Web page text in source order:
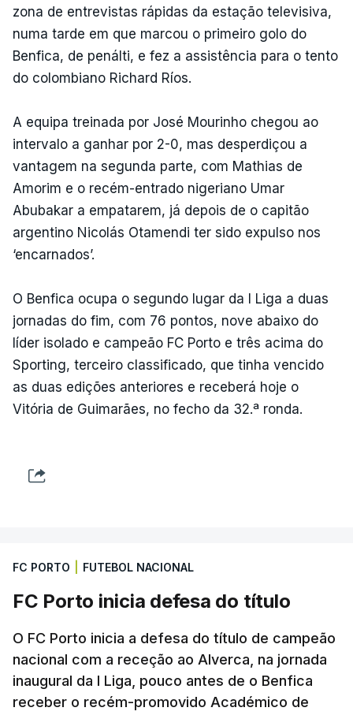
zona de entrevistas rápidas da estação televisiva,
numa tarde em que marcou o primeiro golo do
Benfica, de penálti, e fez a assistência para o tento
do colombiano Richard Ríos.
A equipa treinada por José Mourinho chegou ao
intervalo a ganhar por 2-0, mas desperdiçou a
vantagem na segunda parte, com Mathias de
Amorim e o recém-entrado nigeriano Umar
Abubakar a empatarem, já depois de o capitão
argentino Nicolás Otamendi ter sido expulso nos
‘encarnados’.
O Benfica ocupa o segundo lugar da I Liga a duas
jornadas do fim, com 76 pontos, nove abaixo do
líder isolado e campeão FC Porto e três acima do
Sporting, terceiro classificado, que tinha vencido
as duas edições anteriores e receberá hoje o
Vitória de Guimarães, no fecho da 32.ª ronda.
FC PORTO FUTEBOL NACIONAL
FC Porto inicia defesa do título
O FC Porto inicia a defesa do título de campeão
nacional com a receção ao Alverca, na jornada
inaugural da I Liga, pouco antes de o Benfica
receber o recém-promovido Académico de